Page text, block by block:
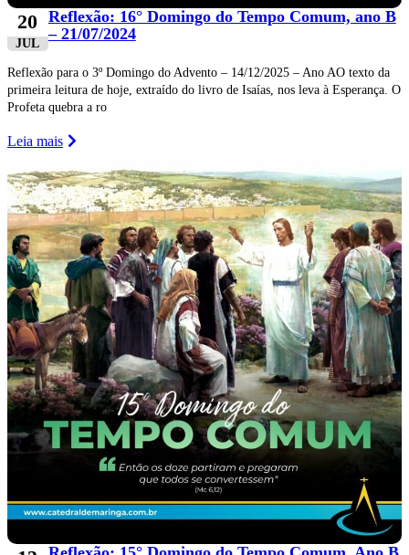
20
JUL
Reflexão: 16° Domingo do Tempo Comum, ano B
– 21/07/2024
Reflexão para o 3º Domingo do Advento – 14/12/2025 – Ano AO texto da
primeira leitura de hoje, extraído do livro de Isaías, nos leva à Esperança. O
Profeta quebra a ro
Leia mais